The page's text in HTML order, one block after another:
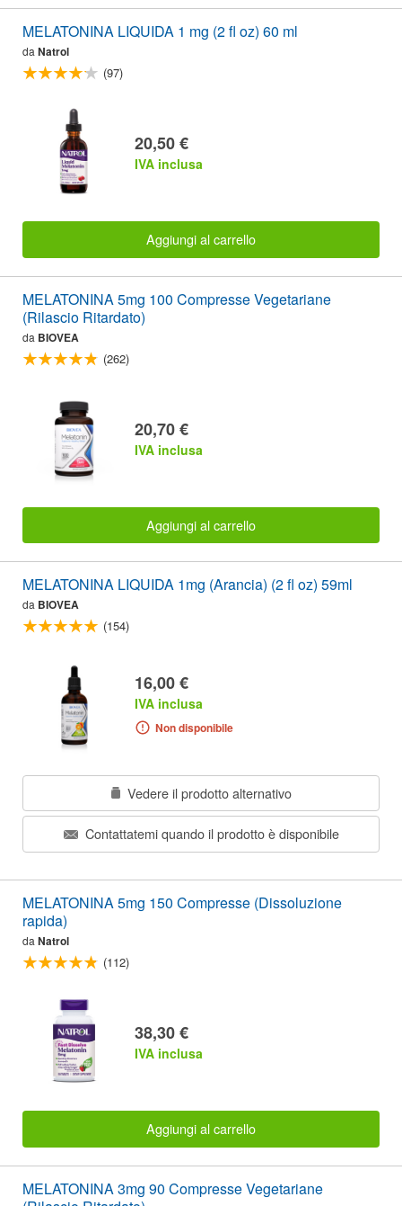
MELATONINA LIQUIDA 1 mg (2 fl oz) 60 ml
da Natrol
(97)
20,50 €
IVA inclusa
Aggiungi al carrello
MELATONINA 5mg 100 Compresse Vegetariane
(Rilascio Ritardato)
da BIOVEA
(262)
20,70 €
IVA inclusa
Aggiungi al carrello
MELATONINA LIQUIDA 1mg (Arancia) (2 fl oz) 59ml
da BIOVEA
(154)
16,00 €
IVA inclusa
Non disponibile
Vedere il prodotto alternativo
Contattatemi quando il prodotto è disponibile
MELATONINA 5mg 150 Compresse (Dissoluzione
rapida)
da Natrol
(112)
38,30 €
IVA inclusa
Aggiungi al carrello
MELATONINA 3mg 90 Compresse Vegetariane